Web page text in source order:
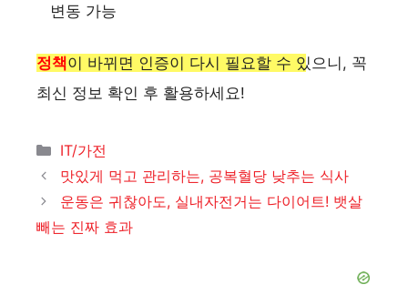
변동 가능
정책이 바뀌면 인증이 다시 필요할 수 있으니, 꼭
최신 정보 확인 후 활용하세요!
카
테
고
리
IT/가전
맛있게 먹고 관리하는, 공복혈당 낮추는 식사
운동은 귀찮아도, 실내자전거는 다이어트! 뱃살
빼는 진짜 효과